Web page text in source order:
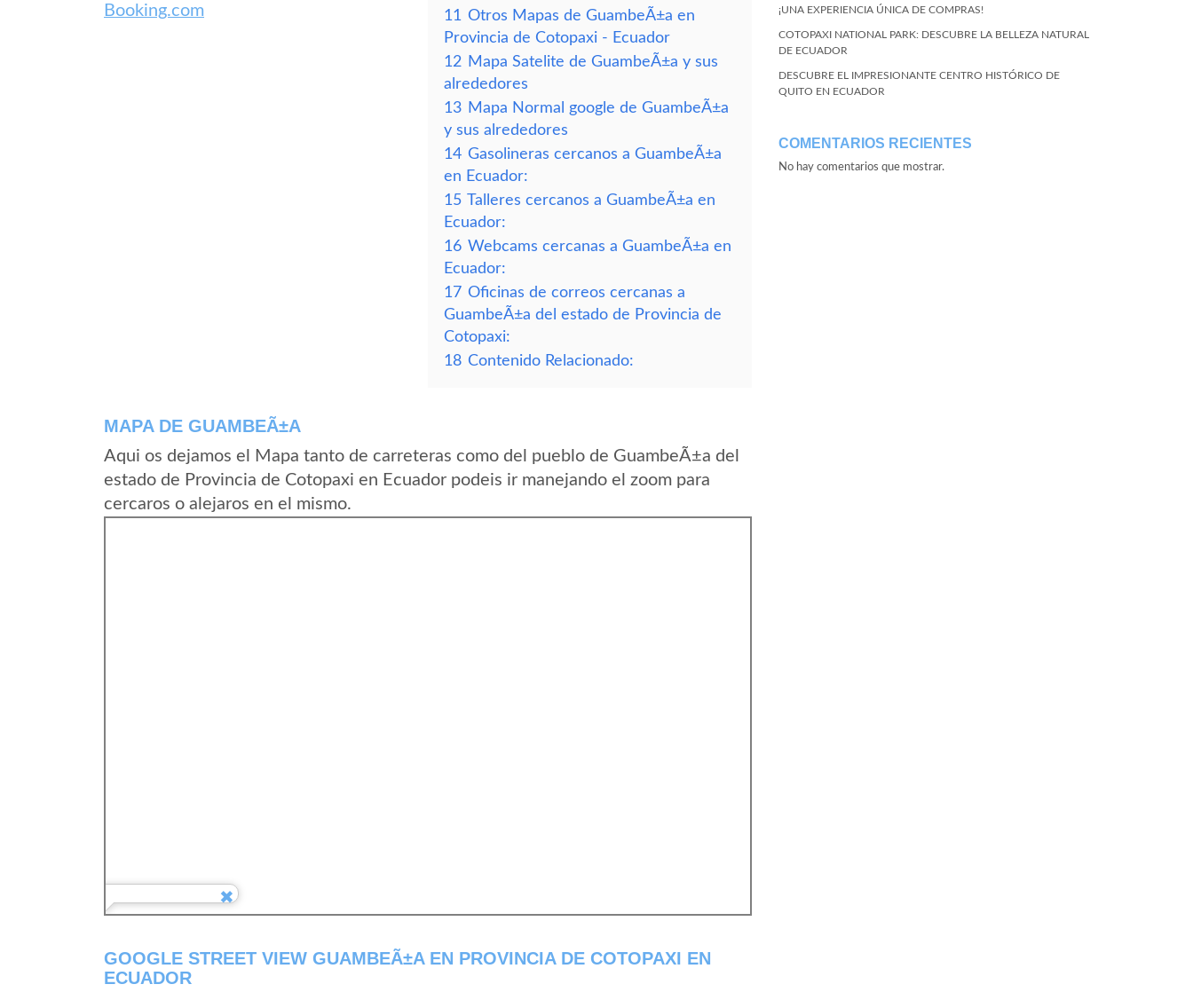
Booking.com
11 Otros Mapas de GuambeÃ±a en
Provincia de Cotopaxi - Ecuador
12 Mapa Satelite de GuambeÃ±a y sus
alrededores
13 Mapa Normal google de GuambeÃ±a
y sus alrededores
14 Gasolineras cercanos a GuambeÃ±a
en Ecuador:
15 Talleres cercanos a GuambeÃ±a en
Ecuador:
16 Webcams cercanas a GuambeÃ±a en
Ecuador:
17 Oficinas de correos cercanas a
GuambeÃ±a del estado de Provincia de
Cotopaxi:
18 Contenido Relacionado:
MAPA DE GUAMBEÃ±A
Aqui os dejamos el Mapa tanto de carreteras como del pueblo de GuambeÃ±a del
estado de Provincia de Cotopaxi en Ecuador podeis ir manejando el zoom para
cercaros o alejaros en el mismo.
GOOGLE STREET VIEW GUAMBEÃ±A EN PROVINCIA DE COTOPAXI EN
ECUADOR
¡UNA EXPERIENCIA ÚNICA DE COMPRAS!
COTOPAXI NATIONAL PARK: DESCUBRE LA BELLEZA NATURAL
DE ECUADOR
DESCUBRE EL IMPRESIONANTE CENTRO HISTÓRICO DE
QUITO EN ECUADOR
COMENTARIOS RECIENTES
No hay comentarios que mostrar.